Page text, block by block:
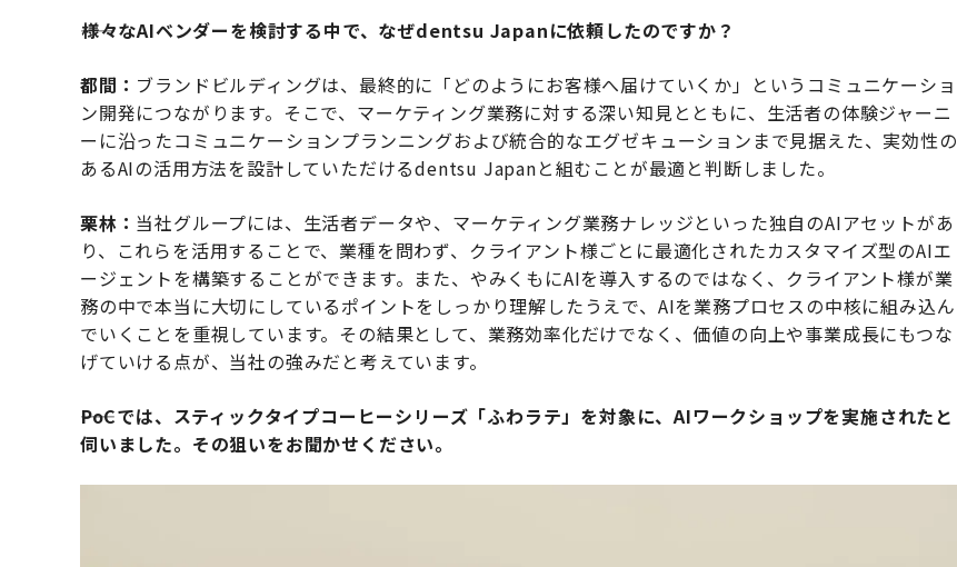
――様々なAIベンダーを検討する中で、なぜdentsu Japanに依頼したのですか？
都間： ブランドビルディングは、最終的に「どのようにお客様へ届けていくか」というコミュニケーショ
ン開発につながります。そこで、マーケティング業務に対する深い知見とともに、生活者の体験ジャーニ
ーに沿ったコミュニケーションプランニングおよび統合的なエグゼキューションまで見据えた、実効性の
あるAIの活用方法を設計していただけるdentsu Japanと組むことが最適と判断しました。
栗林： 当社グループには、生活者データや、マーケティング業務ナレッジといった独自のAIアセットがあ
り、これらを活用することで、業種を問わず、クライアント様ごとに最適化されたカスタマイズ型のAIエ
ージェントを構築することができます。また、やみくもにAIを導入するのではなく、クライアント様が業
務の中で本当に大切にしているポイントをしっかり理解したうえで、AIを業務プロセスの中核に組み込ん
でいくことを重視しています。その結果として、業務効率化だけでなく、価値の向上や事業成長にもつな
げていける点が、当社の強みだと考えています。
――PoCでは、スティックタイプコーヒーシリーズ「ふわラテ」を対象に、AIワークショップを実施されたと
伺いました。その狙いをお聞かせください。